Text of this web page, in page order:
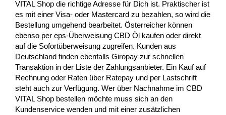
VITAL Shop die richtige Adresse für Dich ist. Praktischer ist
es mit einer Visa- oder Mastercard zu bezahlen, so wird die
Bestellung umgehend bearbeitet. Österreicher können
ebenso per eps-Überweisung CBD Öl kaufen oder direkt
auf die Sofortüberweisung zugreifen. Kunden aus
Deutschland finden ebenfalls Giropay zur schnellen
Transaktion in der Liste der Zahlungsanbieter. Ein Kauf auf
Rechnung oder Raten über Ratepay und per Lastschrift
steht auch zur Verfügung. Wer über Nachnahme im CBD
VITAL Shop bestellen möchte muss sich an den
Kundenservice wenden und mit einer zusätzlichen